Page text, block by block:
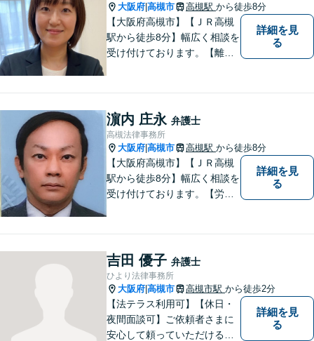
大阪府 高槻市 高槻駅 から徒歩8分
【大阪府高槻市】【ＪＲ高槻
駅から徒歩8分】幅広く相談を
受け付けております。【離
ど将来の不安の予防まで。
詳細を見
る
濵内 庄永 弁護士
高槻法律事務所
大阪府 高槻市 高槻駅 から徒歩8分
【大阪府高槻市】【ＪＲ高槻
駅から徒歩8分】幅広く相談を
受け付けております。【労働
【成年後見】など将来の不安
の予防まで。
詳細を見
る
吉田 優子 弁護士
ひより法律事務所
大阪府 高槻市 高槻市駅 から徒歩2分
【法テラス利用可】【休日・
夜間面談可】ご依頼者さまに
安心して頼っていただけるよ
詳細を見
る